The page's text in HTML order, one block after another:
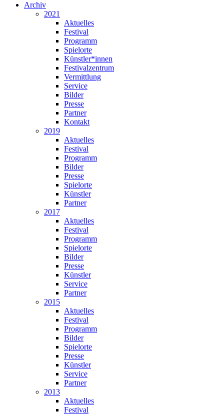
Archiv
2021
Aktuelles
Festival
Programm
Spielorte
Künstler*innen
Festivalzentrum
Vermittlung
Service
Bilder
Presse
Partner
Kontakt
2019
Aktuelles
Festival
Programm
Bilder
Presse
Spielorte
Künstler
Partner
2017
Aktuelles
Festival
Programm
Spielorte
Bilder
Presse
Künstler
Service
Partner
2015
Aktuelles
Festival
Programm
Bilder
Spielorte
Presse
Künstler
Service
Partner
2013
Aktuelles
Festival